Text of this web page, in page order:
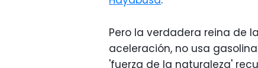
Pero la verdadera reina de
aceleración, no usa
'fuerza de la naturaleza'